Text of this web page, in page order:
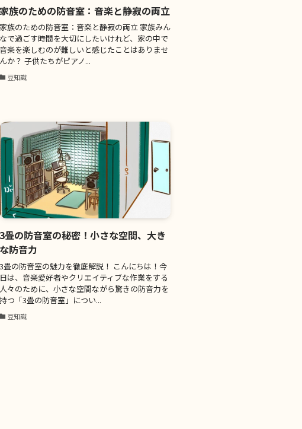
家族のための防音室：音楽と静寂の両立
家族のための防音室：音楽と静寂の両立 家族みん
なで過ごす時間を大切にしたいけれど、家の中で
音楽を楽しむのが難しいと感じたことはありませ
んか？ 子供たちがピアノ...
豆知識
3畳の防音室の秘密！小さな空間、大き
な防音力
3畳の防音室の魅力を徹底解説！ こんにちは！今
日は、音楽愛好者やクリエイティブな作業をする
人々のために、小さな空間ながら驚きの防音力を
持つ「3畳の防音室」につい...
豆知識